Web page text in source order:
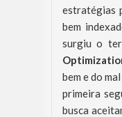
estratégias
bem
surgiu o
bem e do
primeira
busca